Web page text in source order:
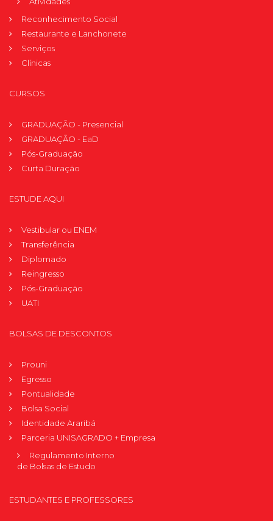
Reconhecimento Social
Restaurante e Lanchonete
Serviços
Clínicas
CURSOS
GRADUAÇÃO - Presencial
GRADUAÇÃO - EaD
Pós-Graduação
Curta Duração
ESTUDE AQUI
Vestibular ou ENEM
Transferência
Diplomado
Reingresso
Pós-Graduação
UATI
BOLSAS DE DESCONTOS
Prouni
Egresso
Pontualidade
Bolsa Social
Identidade Araribá
Parceria UNISAGRADO + Empresa
Regulamento Interno
de Bolsas de Estudo
ESTUDANTES E PROFESSORES